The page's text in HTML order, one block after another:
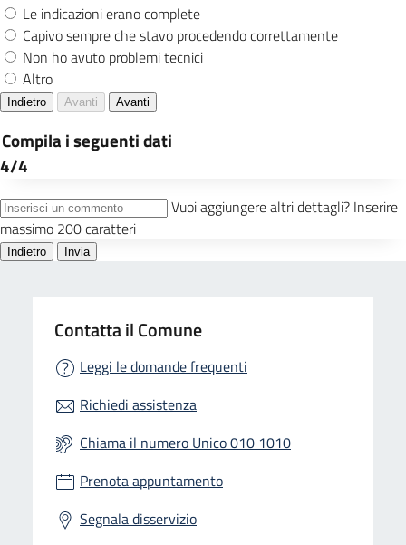
Contatta il Comune
Leggi le domande frequenti
Richiedi assistenza
Chiama il numero Unico 010 1010
Prenota appuntamento
Segnala disservizio